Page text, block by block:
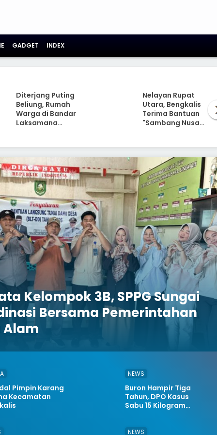
GADGET INDEX
Diterjang Puting
Beliung, Rumah
Warga di Bandar
Laksamana
Nelayan Rupat
Utara, Bengkalis
Terima Bantuan
"Sambang Nusa"
Kelompok 3B, SPPG Sungai
Bersama Pemerintahan
Alam
Pimpin Karang
Kecamatan
NEWS
Buron Hampir Tiga
Tahun, DPO Kasus
Sabu 15 Kilogram
Bengkalis*
NEWS